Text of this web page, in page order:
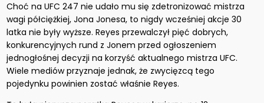
Choć na UFC 247 nie udało mu się zdetronizować mistrza
wagi półciężkiej, Jona Jonesa, to nigdy wcześniej akcje 30
latka nie były wyższe. Reyes przewalczył pięć dobrych,
konkurencyjnych rund z Jonem przed ogłoszeniem
jednogłośnej decyzji na korzyść aktualnego mistrza UFC.
Wiele mediów przyznaje jednak, że zwycięzcą tego
pojedynku powinien zostać właśnie Reyes.